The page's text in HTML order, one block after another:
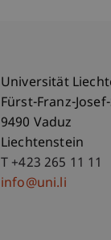
Universität
Fürst-Franz-
9490 Vaduz
Liechtenstein
T +423 265 11 11
info@uni.li